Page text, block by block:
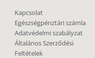
Kapcsolat
Egészségpénztári számla
Adatvédelmi szabályzat
Általános Szerződési
Feltételek